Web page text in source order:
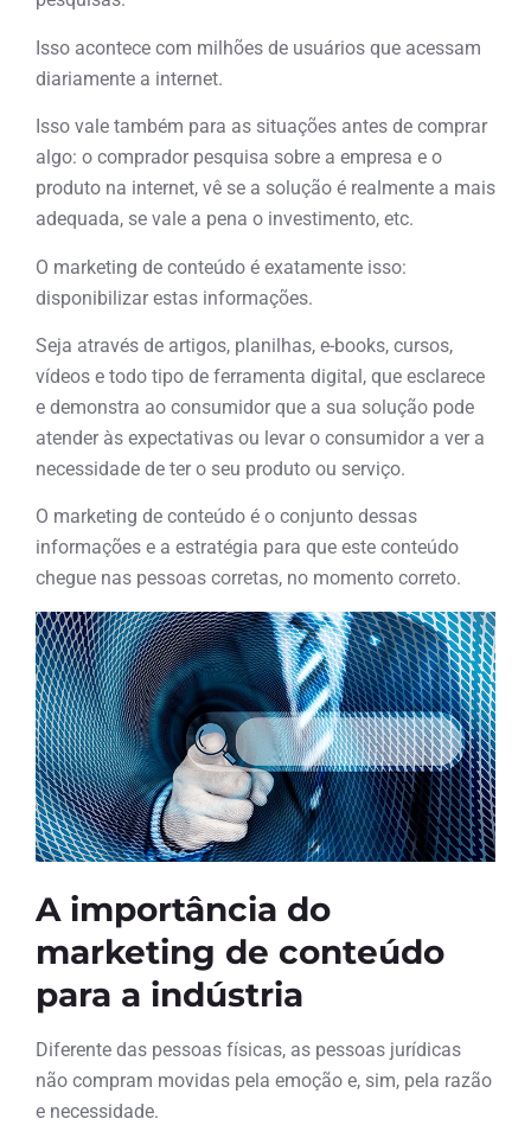
Isso acontece com milhões de usuários que acessam
diariamente a internet.
Isso vale também para as situações antes de comprar
algo: o comprador pesquisa sobre a empresa e o
produto na internet, vê se a solução é realmente a mais
adequada, se vale a pena o investimento, etc.
O marketing de conteúdo é exatamente isso:
disponibilizar estas informações.
Seja através de artigos, planilhas, e-books, cursos,
vídeos e todo tipo de ferramenta digital, que esclarece
e demonstra ao consumidor que a sua solução pode
atender às expectativas ou levar o consumidor a ver a
necessidade de ter o seu produto ou serviço.
O marketing de conteúdo é o conjunto dessas
informações e a estratégia para que este conteúdo
chegue nas pessoas corretas, no momento correto.
A importância do
marketing de conteúdo
para a indústria
Diferente das pessoas físicas, as pessoas jurídicas
não compram movidas pela emoção e, sim, pela razão
e necessidade.